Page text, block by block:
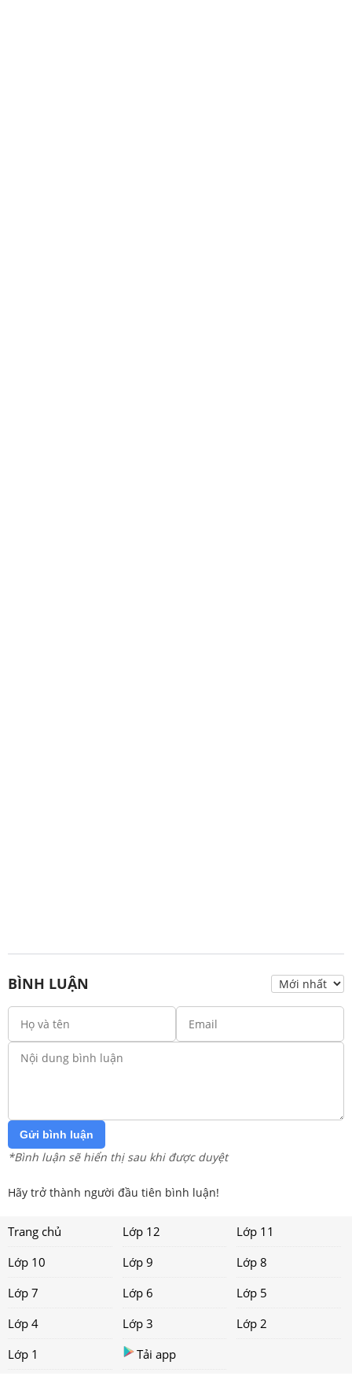
BÌNH LUẬN
Gửi bình luận
*Bình luận sẽ hiển thị sau khi được duyệt
Hãy trở thành người đầu tiên bình luận!
Trang chủ Lớp 12
Lớp 11
Lớp 10
Lớp 9
Lớp 8
Lớp 7
Lớp 6
Lớp 5
Lớp 4
Lớp 3
Lớp 2
Lớp 1
Tải app